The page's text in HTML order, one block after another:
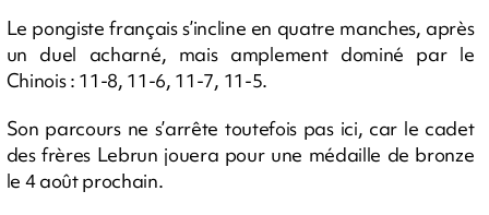
Le pongiste français s’incline en quatre manches, après
un duel acharné, mais amplement dominé par le
Chinois : 11-8, 11-6, 11-7, 11-5.
Son parcours ne s’arrête toutefois pas ici, car le cadet
des frères Lebrun jouera pour une médaille de bronze
le 4 août prochain.